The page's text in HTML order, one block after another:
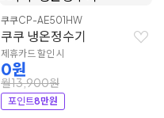
쿠쿠CP-AE501HW
쿠쿠 냉온정수기
제휴카드 할인 시
0원
월13,900원
포인트8만원